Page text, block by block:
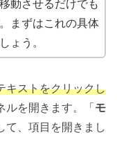
動させるだけでも
まずはこれの具体
ょう。
キストをクリックし
ルを開きます。「モ
て、項目を開きまし